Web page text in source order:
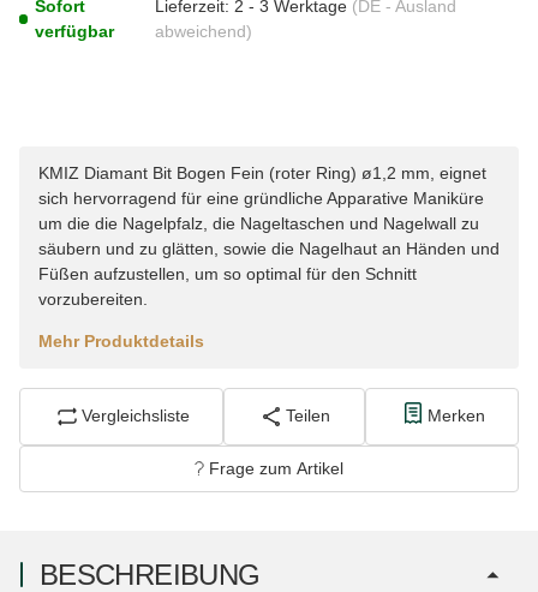
Sofort
verfügbar
Lieferzeit: 2 - 3 Werktage (DE - Ausland
abweichend)
KMIZ Diamant Bit Bogen Fein (roter Ring) ø1,2 mm, eignet
sich hervorragend für eine gründliche Apparative Maniküre
um die die Nagelpfalz, die Nageltaschen und Nagelwall zu
säubern und zu glätten, sowie die Nagelhaut an Händen und
Füßen aufzustellen, um so optimal für den Schnitt
vorzubereiten.
Mehr Produktdetails
Vergleichsliste Teilen Merken
Frage zum Artikel
BESCHREIBUNG